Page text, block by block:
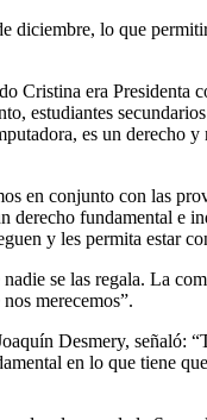
lo que
Cristina era
estudiantes
es un
en conjunto con las
fundamental
y les permita estar
se las regala. La
merecemos”.
Desmery, señaló:
en lo que tiene